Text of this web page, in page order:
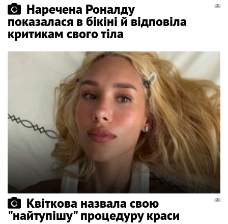
Наречена Роналду
показалася в бікіні й відповіла
критикам свого тіла
Квіткова назвала свою
"найтупішу" процедуру краси